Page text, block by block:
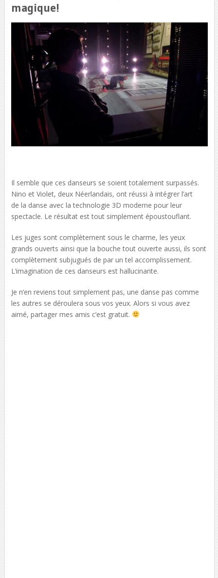
magique!
Il semble que ces danseurs se soient totalement surpassés.
Nino et Violet, deux Néerlandais, ont réussi à intégrer l’art
de la danse avec la technologie 3D moderne pour leur
spectacle. Le résultat est tout simplement époustouflant.
Les juges sont complètement sous le charme, les yeux
grands ouverts ainsi que la bouche tout ouverte aussi, ils sont
complètement subjugués de par un tel accomplissement.
L’imagination de ces danseurs est hallucinante.
Je n’en reviens tout simplement pas, une danse pas comme
les autres se déroulera sous vos yeux. Alors si vous avez
aimé, partager mes amis c’est gratuit.